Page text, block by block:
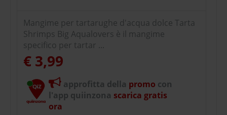
Mangime per tartarughe d'acqua dolce Tarta
Shrimps Big Aqualovers è il mangime
specifico per tartar ...
€ 3,99
approfitta della promo con
l'app quiinzona scarica gratis
ora